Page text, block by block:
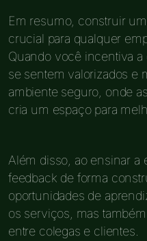
Em resumo, construir
crucial para qualquer
Quando você incentiva
se sentem valorizados e
ambiente seguro, onde
cria um espaço para
Além disso, ao ensinar a
feedback de forma
oportunidades de
os serviços, mas
entre colegas e clientes.